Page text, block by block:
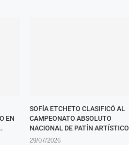
EN
SOFÍA ETCHETO CLASIFICÓ AL
CAMPEONATO ABSOLUTO
NACIONAL DE PATÍN ARTÍSTICO
29/07/2026